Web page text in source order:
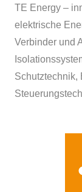
TE Energy –
elektrische
Verbinder und
Schutztechnik,